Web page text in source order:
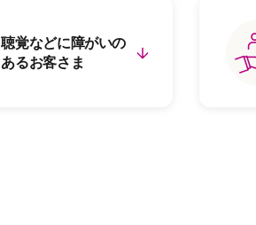
聴覚などに障がいの
あるお客さま